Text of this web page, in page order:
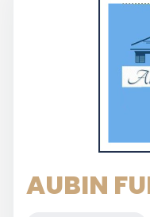
AUBIN